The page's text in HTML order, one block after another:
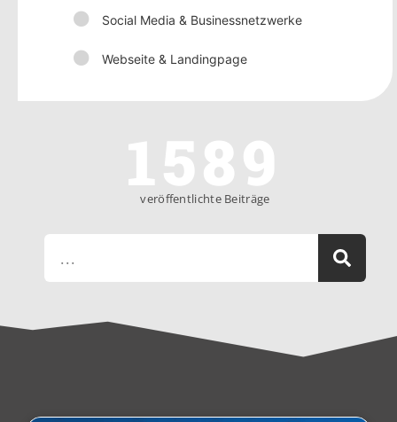
Social Media & Businessnetzwerke
Webseite & Landingpage
veröffentlichte Beiträge
1589